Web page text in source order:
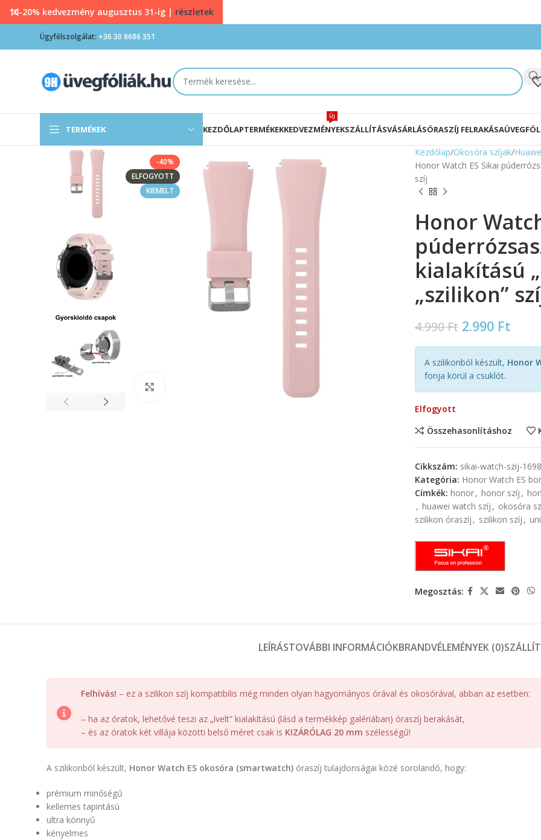
Ügyfélszolgálat: +36 30 8686 351
TERMÉKEK KEZDŐLAPTERMÉKEKKEDVEZMÉNYEK
ÚJ
SZÁLLÍTÁSVÁSÁRLÁSÓRASZÍJ FELRAKÁSA
-40%
ELFOGYOTT
KIEMELT
Kezdőlap Okosóra szíjak
Honor Watch ES Sikai
szíj
Honor
kialakítású
„szilikon”
4.990Ft 2.990 Ft
A szilikonból készült, Honor
fonja körül a csuklót.
Elfogyott
Összehasonlításhoz
Cikkszám: sikai-watch-szij-1698
Kategória: Honor Watch ES
Címkék: honor, honor szíj ,
, huawei watch szíj , okosóra
szilikon óraszíj , szilikon szíj ,
Megosztás:
LEÍRÁSTOVÁBBI INFORMÁCIÓKBRANDVÉLEMÉNYEK (0)
Felhívás! – ez a szilikon szíj kompatibilis még minden olyan hagyományos órával és okosórával, abban az esetben:
– ha az óratok, lehetővé teszi az „ívelt” kialakítású (lásd a termékkép galériában) óraszíj berakását,
– és az óratok két villája közötti belső méret csak is KIZÁRÓLAG 20 mm szélességű!
A szilikonból készült, Honor Watch ES okosóra (smartwatch) óraszíj tulajdonságai közé sorolandó, hogy:
prémium minőségű
kellemes tapintású
ultra könnyű
kényelmes
10-20% kedvezmény augusztus 31-ig | részletek